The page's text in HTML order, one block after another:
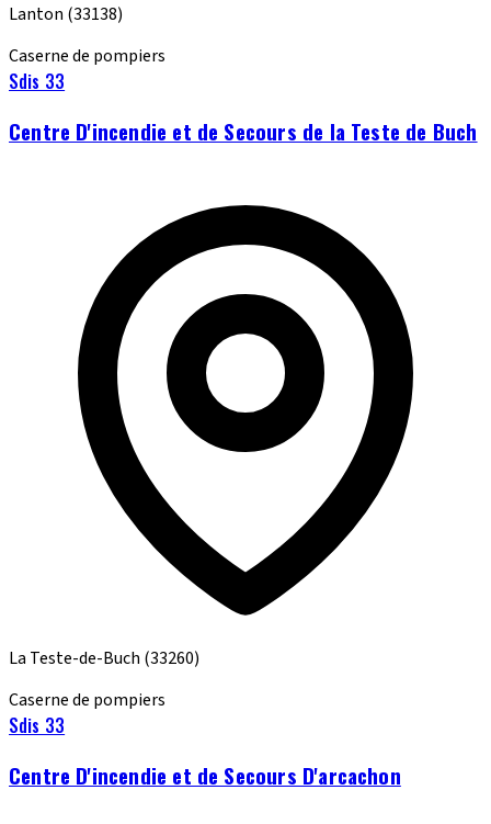
Lanton (33138)
Caserne de pompiers
Sdis 33
Centre D'incendie et de Secours de la Teste de Buch
La Teste-de-Buch (33260)
Caserne de pompiers
Sdis 33
Centre D'incendie et de Secours D'arcachon